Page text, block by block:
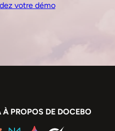
votre démo
À PROPOS DE DOCEBO